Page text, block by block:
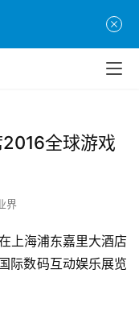
全球游戏
界
上海浦东嘉里大酒店
际数码互动娱乐展览